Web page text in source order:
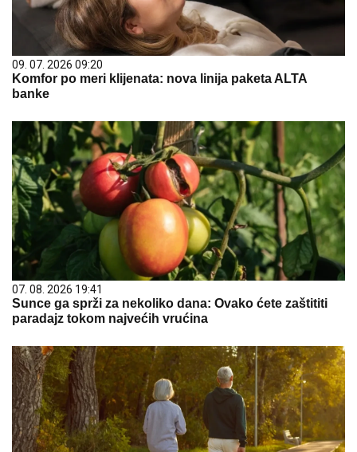
09. 07. 2026 09:20
Komfor po meri klijenata: nova linija paketa ALTA
banke
07. 08. 2026 19:41
Sunce ga sprži za nekoliko dana: Ovako ćete zaštititi
paradajz tokom najvećih vrućina